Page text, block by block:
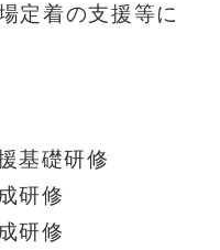
定着の支援等に
基礎研修
研修
研修